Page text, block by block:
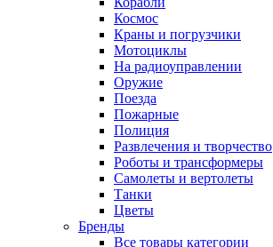
Космос
Краны и погрузчики
Мотоциклы
На радиоуправлении
Оружие
Поезда
Пожарные
Полиция
Развлечения и творчество
Роботы и трансформеры
Самолеты и вертолеты
Танки
Цветы
Бренды
Все товары категории